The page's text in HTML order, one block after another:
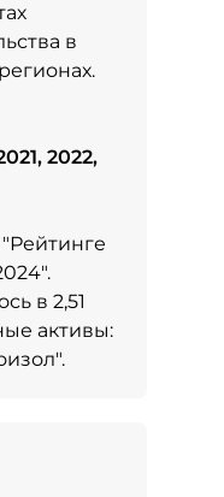
в
2022,
"Рейтинге
.
в 2,51
активы: